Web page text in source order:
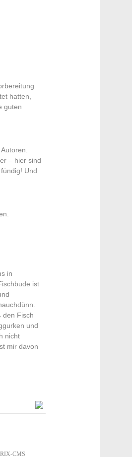
hatten,
guten
– hier sind
Und
in
ist
den Fisch
und
nicht
mir davon
CMS